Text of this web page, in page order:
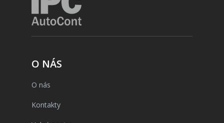
O NÁS
O nás
Kontakty